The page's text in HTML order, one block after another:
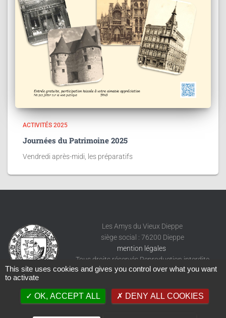
ACTIVITÉS 2025
Journées du Patrimoine 2025
Vendredi après-midi, les préparatifs
Les Amys du Vieux Dieppe
siège social : 76200 Dieppe
mention légales
Tous droits réservés Reproduction interdite
This site uses cookies and gives you control over what you want
to activate
OK, ACCEPT ALL DENY ALL COOKIES